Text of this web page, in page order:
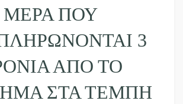
ΜΈΡΑ ΠΟΥ
3
ΑΠΌ ΤΟ
ΣΤΑ ΤΈΜΠΗ